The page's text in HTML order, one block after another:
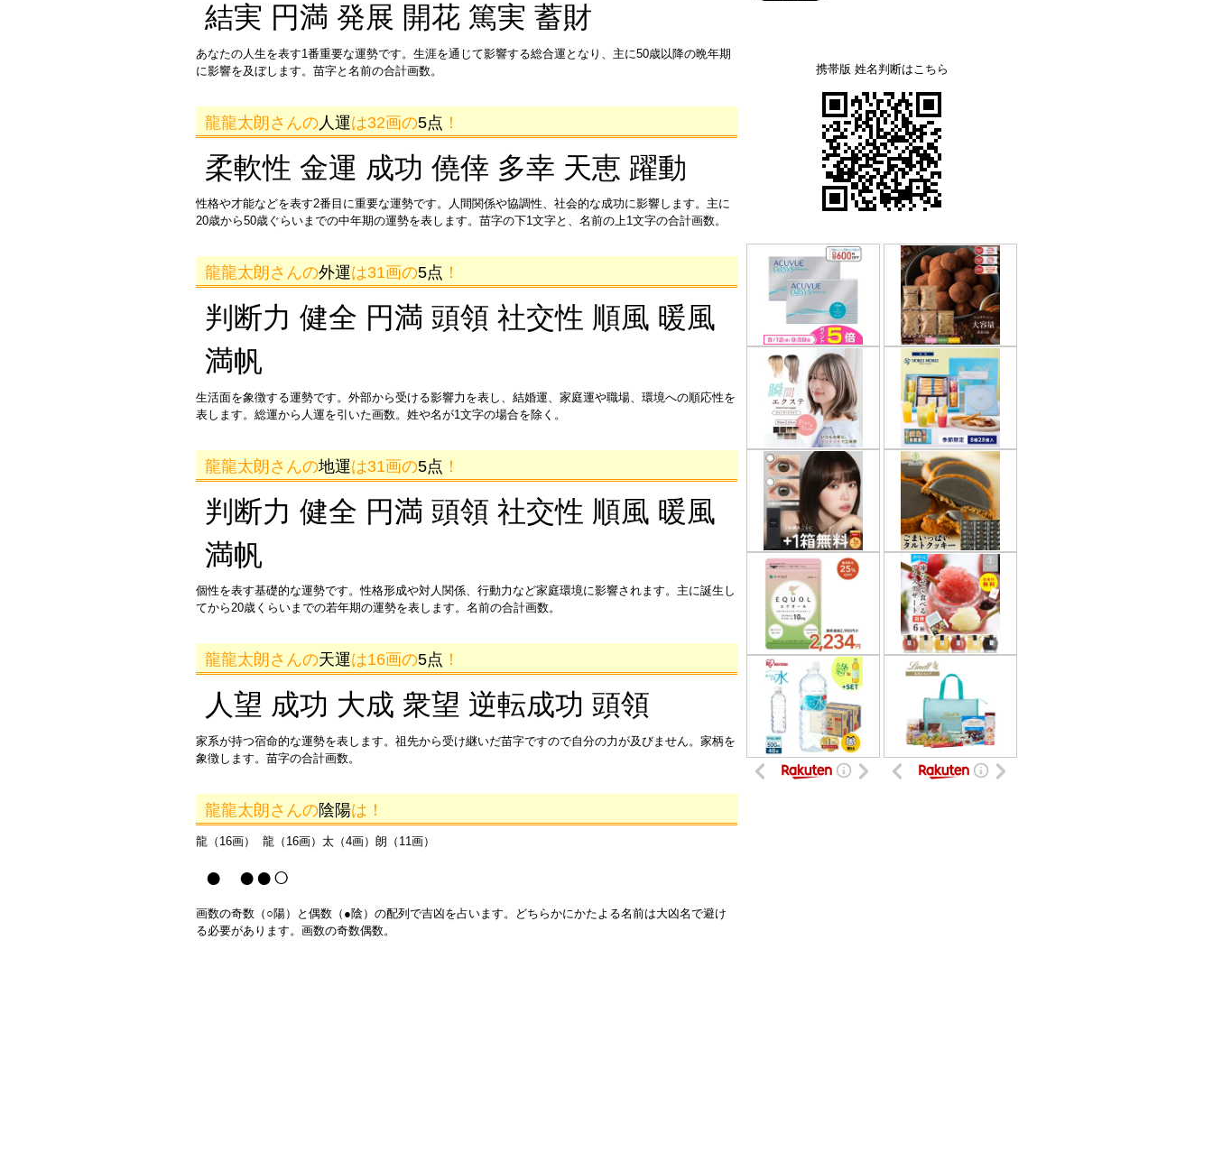
結実 円満 発展 開花 篤実 蓄財
あなたの人生を表す1番重要な運勢です。生涯を通じて影響する総合運となり、主に50歳以降の晩年期
に影響を及ぼします。苗字と名前の合計画数。
龍龍太朗さんの 人運は32画の5点 ！
柔軟性 金運 成功 僥倖 多幸 天恵 躍動
性格や才能などを表す2番目に重要な運勢です。人間関係や協調性、社会的な成功に影響します。主に
20歳から50歳ぐらいまでの中年期の運勢を表します。苗字の下1文字と、名前の上1文字の合計画数。
龍龍太朗さんの外運は31画の5点 ！
判断力 健全 円満 頭領 社交性 順風 暖風
満帆
生活面を象徴する運勢です。外部から受ける影響力を表し、結婚運、家庭運や職場、環境への順応性を
表します。総運から人運を引いた画数。姓や名が1文字の場合を除く。
龍龍太朗さんの地運は31画の5点 ！
判断力 健全 円満 頭領 社交性 順風 暖風
満帆
個性を表す基礎的な運勢です。性格形成や対人関係、行動力など家庭環境に影響されます。主に誕生し
てから20歳くらいまでの若年期の運勢を表します。名前の合計画数。
龍龍太朗さんの天運は16画の5点 ！
人望 成功 大成 衆望 逆転成功 頭領
家系が持つ宿命的な運勢を表します。祖先から受け継いだ苗字ですので自分の力が及びません。家柄を
象徴します。苗字の合計画数。
龍龍太朗さんの陰陽は！
龍（16画） 龍（16画）太（4画）朗（11画）
● ●●○
画数の奇数（○陽）と偶数（●陰）の配列で吉凶を占います。どちらかにかたよる名前は大凶名で避け
る必要があります。画数の奇数偶数。
携帯版 姓名判断はこちら